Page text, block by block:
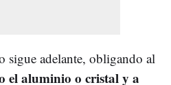
sigue adelante, obligando al
el aluminio o cristal y a